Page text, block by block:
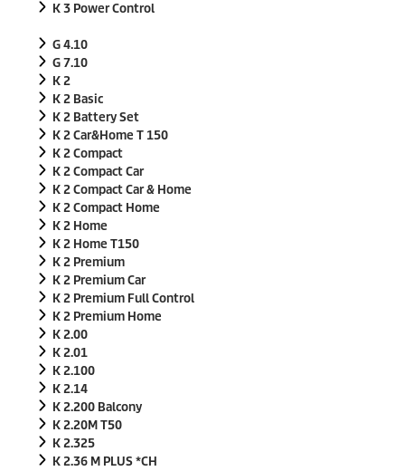
K 3 Power Control
G 4.10
G 7.10
K 2
K 2 Basic
K 2 Battery Set
K 2 Car&Home T 150
K 2 Compact
K 2 Compact Car
K 2 Compact Car & Home
K 2 Compact Home
K 2 Home
K 2 Home T150
K 2 Premium
K 2 Premium Car
K 2 Premium Full Control
K 2 Premium Home
K 2.00
K 2.01
K 2.100
K 2.14
K 2.200 Balcony
K 2.20M T50
K 2.325
K 2.36 M PLUS *CH